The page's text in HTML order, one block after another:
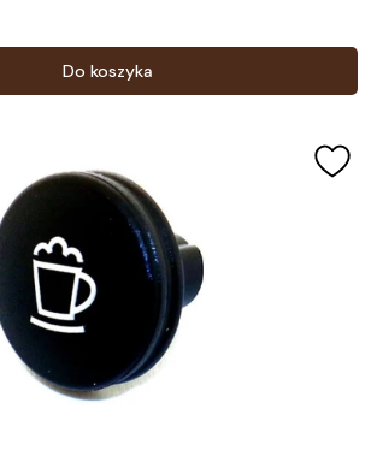
Do koszyka